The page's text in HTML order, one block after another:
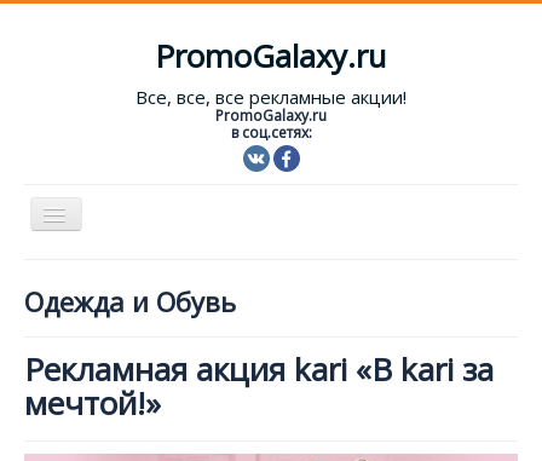
PromoGalaxy.ru
Все, все, все рекламные акции!
PromoGalaxy.ru
в соц.сетях:
Включить/
Текущие акции
Форум
Одежда и Обувь
Рекламная акция kari «В kari за
мечтой!»